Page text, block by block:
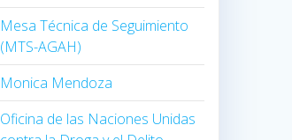
Mesa Técnica de Seguimiento
(MTS-AGAH)
Monica Mendoza
Oficina de las Naciones Unidas